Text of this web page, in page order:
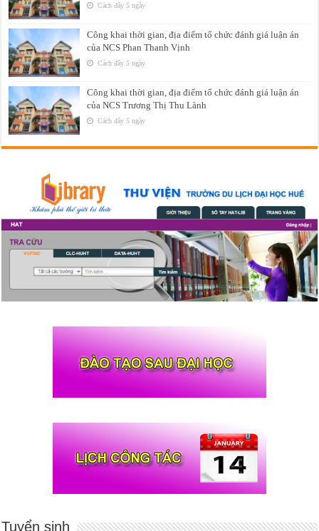
Cách đây 5 ngày
Công khai thời gian, địa điểm tổ chức đánh giá luận án
của NCS Phan Thanh Vịnh
Cách đây 5 ngày
Công khai thời gian, địa điểm tổ chức đánh giá luận án
của NCS Trương Thị Thu Lành
Cách đây 5 ngày
Tuyển sinh